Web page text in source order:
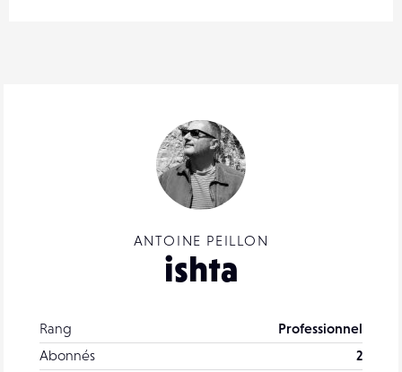
ANTOINE PEILLON
ishta
Rang
Professionnel
Abonnés
2